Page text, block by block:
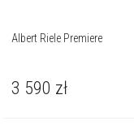
Albert Riele Premiere
3 590 zł